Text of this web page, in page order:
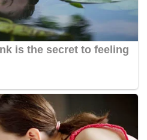
Barisan Nasional (BN).
DAP, SUPP kini perlu
hati dengan parti
barisan dalam
supaya jika ada
kaum Cina nanti, ia
‘tikaman dari belakang’.
Universiti Malaysia